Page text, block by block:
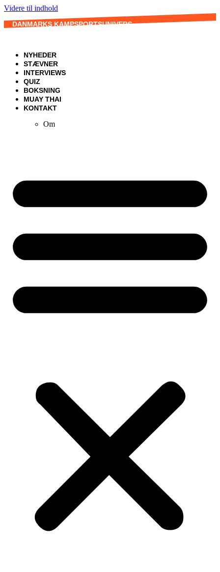
Videre til indhold
DANMARKS KAMPSPORTSUNIVERS
NYHEDER
STÆVNER
INTERVIEWS
QUIZ
BOKSNING
MUAY THAI
KONTAKT
Om